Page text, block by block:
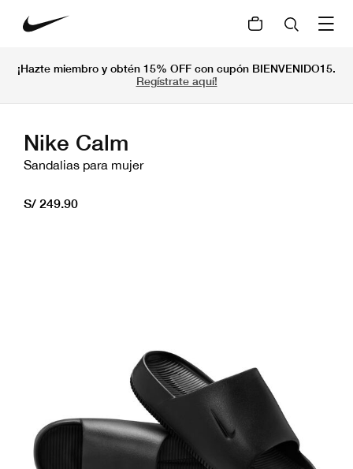
¡Hazte miembro y obtén 15% OFF con cupón BIENVENIDO15.
Regístrate aquí!
Nike Calm
Sandalias para mujer
S/ 249.90